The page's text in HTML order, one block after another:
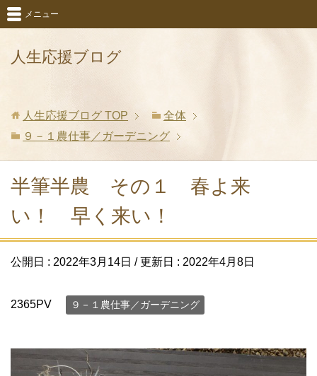
人生応援ブログ
メニュー
人生応援ブログ TOP
全体
９－１農仕事／ガーデニング
半筆半農 その１ 春よ来
い！ 早く来い！
公開日 : 2022年3月14日 / 更新日 : 2022年4月8日
2365PV ９－１農仕事／ガーデニング